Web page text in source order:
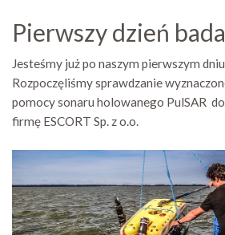
Pierwszy dzień
Jesteśmy już po naszym pierwszym
Rozpoczęliśmy sprawdzanie
pomocy sonaru holowanego PulSAR
firmę ESCORT Sp. z o.o.